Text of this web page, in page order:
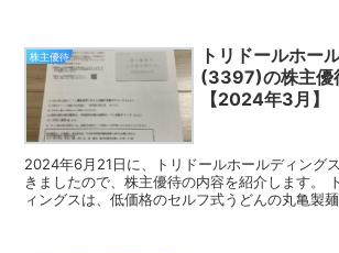
株主優待
トリドールホー
(3397)の株主優
【2024年3月】
2024年6月21日に、トリドールホールディング
きましたので、株主優待の内容を紹介します。
ィングスは、低価格のセルフ式うどんの丸亀製